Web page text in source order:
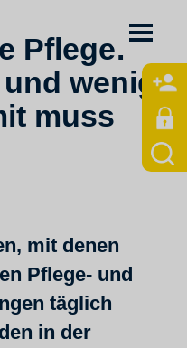
Pflege:
wenig
muss
mit denen
Pflege- und
täglich
in der